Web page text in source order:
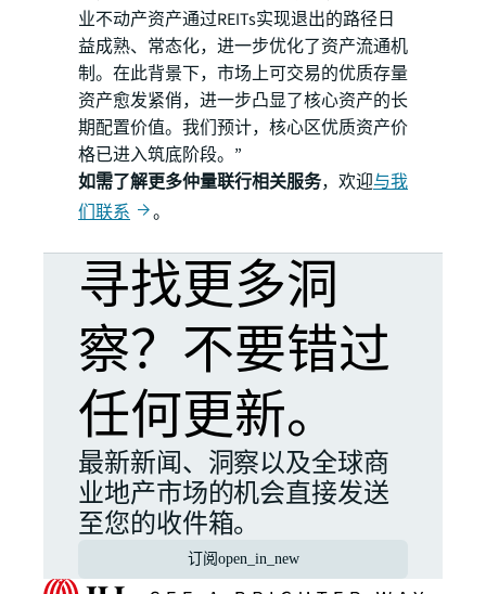
业不动产资产通过REITs实现退出的路径日
益成熟、常态化，进一步优化了资产流通机
制。在此背景下，市场上可交易的优质存量
资产愈发紧俏，进一步凸显了核心资产的长
期配置价值。我们预计，核心区优质资产价
格已进入筑底阶段。”
如需了解更多仲量联行相关服务，欢迎与我
们联系
。
寻找更多洞
察？不要错过
任何更新。
最新新闻、洞察以及全球商
业地产市场的机会直接发送
至您的收件箱。
订阅 open_in_new